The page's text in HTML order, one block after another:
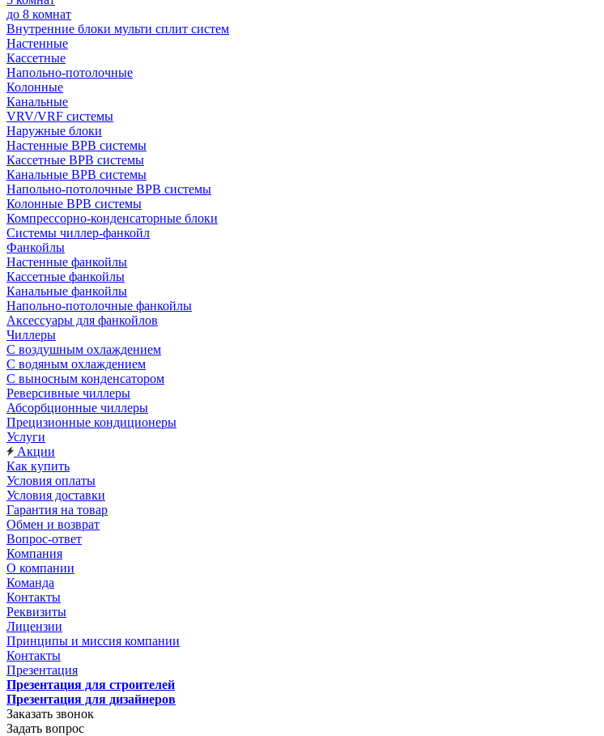
до 8 комнат
Внутренние блоки мульти сплит систем
Настенные
Кассетные
Напольно-потолочные
Колонные
Канальные
VRV/VRF системы
Наружные блоки
Настенные ВРВ системы
Кассетные ВРВ системы
Канальные ВРВ системы
Напольно-потолочные ВРВ системы
Колонные ВРВ системы
Компрессорно-конденсаторные блоки
Системы чиллер-фанкойл
Фанкойлы
Настенные фанкойлы
Кассетные фанкойлы
Канальные фанкойлы
Напольно-потолочные фанкойлы
Аксессуары для фанкойлов
Чиллеры
С воздушным охлаждением
С водяным охлаждением
С выносным конденсатором
Реверсивные чиллеры
Абсорбционные чиллеры
Прецизионные кондиционеры
Услуги
Акции
Как купить
Условия оплаты
Условия доставки
Гарантия на товар
Обмен и возврат
Вопрос-ответ
Компания
О компании
Команда
Контакты
Реквизиты
Лицензии
Принципы и миссия компании
Контакты
Презентация
Презентация для строителей
Презентация для дизайнеров
Заказать звонок
Задать вопрос